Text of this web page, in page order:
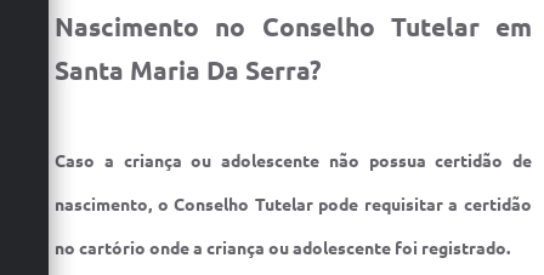
Nascimento no Conselho Tutelar em
Santa Maria Da Serra?
Caso a criança ou adolescente não possua certidão de
nascimento, o Conselho Tutelar pode requisitar a certidão
no cartório onde a criança ou adolescente foi registrado.